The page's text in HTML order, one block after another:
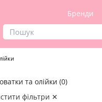
Бренди
та олійки (0)
фільтри ✕